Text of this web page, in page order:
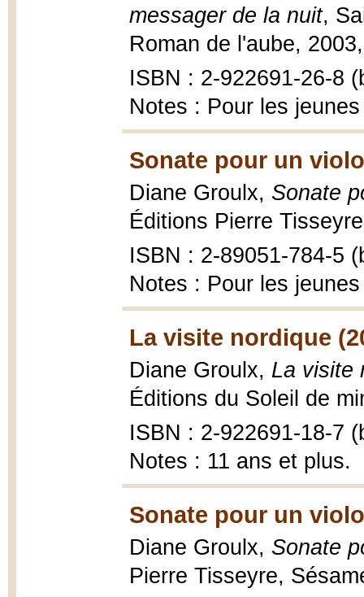
messager de la nuit,
Roman de l'aube,
ISBN : 2-922691-26-8
Notes : Pour les
Sonate pour un
Diane Groulx, Sonate
Éditions Pierre
ISBN : 2-89051-784-5
Notes : Pour les
La visite nordique
Diane Groulx, La visite
Éditions du Soleil de
ISBN : 2-922691-18-7
Notes : 11 ans et plus.
Sonate pour un
Diane Groulx, Sonate
Pierre Tisseyre,